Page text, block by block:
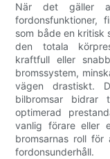
När det gäller
fordonsfunktioner,
som både en kritisk
den totala
kraftfull eller
bromssystem,
vägen drastiskt.
bilbromsar bidrar
optimerad
vanlig förare eller
bromsarnas roll
fordonsunderhåll.